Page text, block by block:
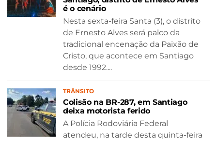
é o cenário
Nesta sexta-feira Santa (3), o distrito
de Ernesto Alves será palco da
tradicional encenação da Paixão de
Cristo, que acontece em Santiago
desde 1992....
TRÂNSITO
Colisão na BR-287, em Santiago
deixa motorista ferido
A Polícia Rodoviária Federal
atendeu, na tarde desta quinta-feira